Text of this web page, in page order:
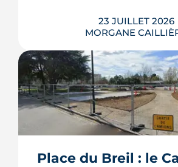
23 JUILLET 2026
MORGANE
Les travaux modificatifs
(TMA) permettent de
plans d'un logement en
réserve de la faisabilité
l'accord du promoteur.
livraison, ces
Place du Breil : le